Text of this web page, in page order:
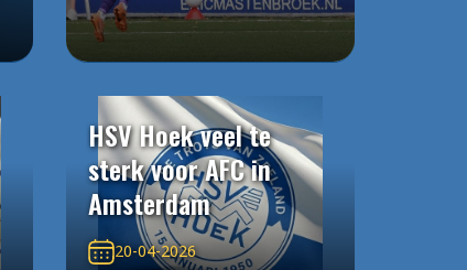
HSV Hoek veel te
sterk voor AFC in
Amsterdam
20-04-2026